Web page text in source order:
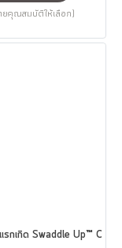
ยคุณสมบัติให้เลือก)
ล็ก
แรกเกิด Swaddle Up™